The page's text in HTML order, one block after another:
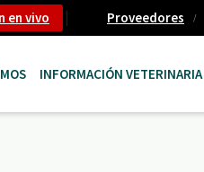
en vivo Proveedores
INFORMACIÓN VETERINARIA